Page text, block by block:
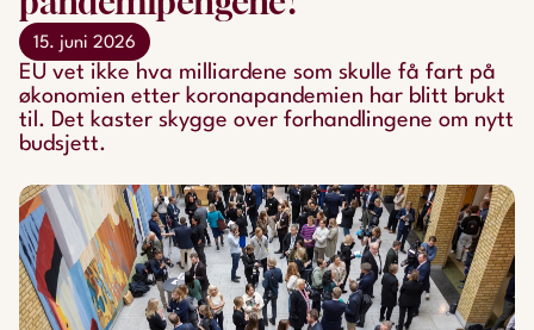
15. juni 2026
EU vet ikke hva milliardene som skulle få fart på
økonomien etter koronapandemien har blitt brukt
til. Det kaster skygge over forhandlingene om nytt
budsjett.